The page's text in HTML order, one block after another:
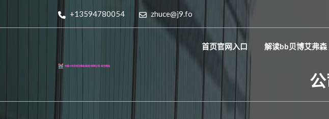
+13594780054 zhuce@j9.fo
首页官网入口 解读bb贝博艾弗森